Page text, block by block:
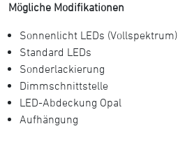
Mögliche Modifikationen
Sonnenlicht LEDs
Standard LEDs
Sonderlackierung
Dimmschnittstelle
LED-Abdeckung Opal
Aufhängung